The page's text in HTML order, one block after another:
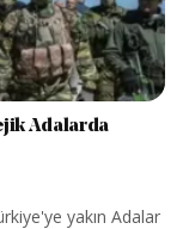
Adalarda
yakın Adalar